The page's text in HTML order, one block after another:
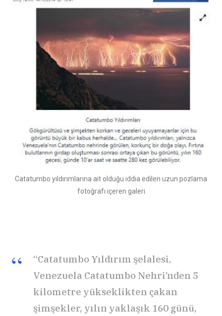
Catatumbo yıldırımlarına ait olduğu iddia edilen uzun pozlama
fotoğrafı içeren galeri
“Catatumbo Yıldırım şelalesi,
Venezuela Catatumbo Nehri’nden 5
kilometre yükseklikten çakan
şimşekler, yılın yaklaşık 160 günü,